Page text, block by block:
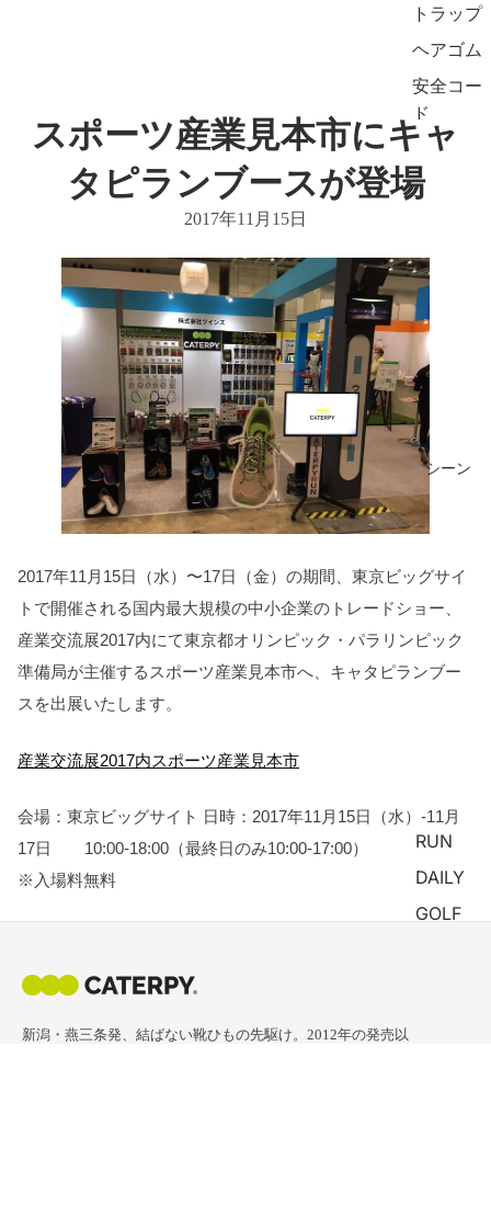
トラップ
ヘアゴム
安全コー
ド
シーン
RUN
DAILY
GOLF
スポーツ産業見本市にキャ
タピランブースが登場
2017年11月15日
2017年11月15日（水）〜17日（金）の期間、東京ビッグサイ
トで開催される国内最大規模の中小企業のトレードショー、
産業交流展2017内にて東京都オリンピック・パラリンピック
準備局が主催するスポーツ産業見本市へ、キャタピランブー
スを出展いたします。
産業交流展2017内スポーツ産業見本市
会場：東京ビッグサイト 日時：2017年11月15日（水）-11月
17日 10:00-18:00（最終日のみ10:00-17:00）
※入場料無料
新潟・燕三条発、結ばない靴ひもの先駆け。2012年の発売以